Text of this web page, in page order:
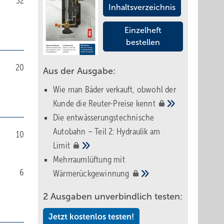
20
10
6
Inhaltsverzeichnis
Einzelheft
bestellen
Aus der Ausgabe:
Wie man Bäder verkauft, obwohl der
Kunde die Reuter-Preise kennt
Die entwässerungstechnische
Autobahn – Teil 2: Hydraulik am
Limit
Mehrraumlüftung mit
Wärmerückgewinnung
2 Ausgaben unverbindlich testen:
Jetzt kostenlos testen!